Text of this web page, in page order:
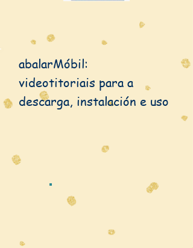
abalarMóbil:
videotitoriais para a
descarga, instalación e uso